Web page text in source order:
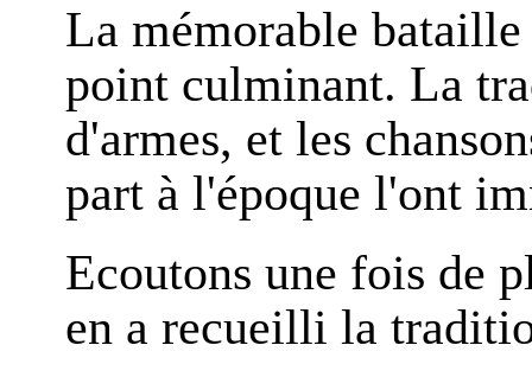
La mémorable
point culminant. La
d'armes, et les
part à l'époque l'ont
Ecoutons une fois de
en a recueilli la